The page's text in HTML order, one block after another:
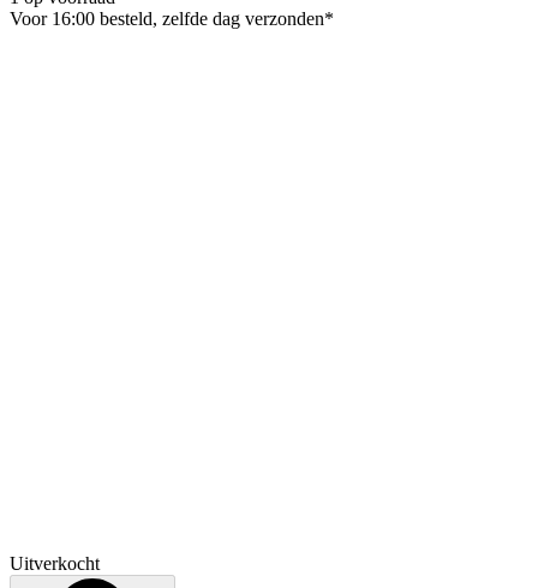
Voor 16:00 besteld, zelfde dag verzonden*
Uitverkocht